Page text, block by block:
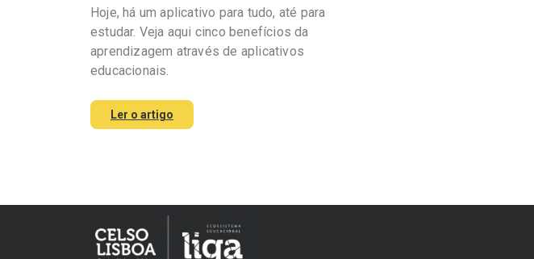
Hoje, há um aplicativo para tudo, até para
estudar. Veja aqui cinco benefícios da
aprendizagem através de aplicativos
educacionais.
Ler o artigo